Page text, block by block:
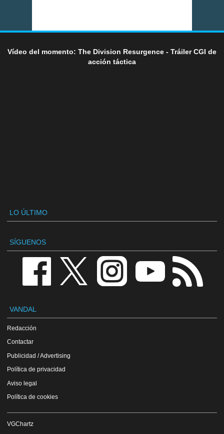
Vídeo del momento: The Division Resurgence - Tráiler CGI de
acción táctica
LO ÚLTIMO
SÍGUENOS
VANDAL
Redacción
Contactar
Publicidad / Advertising
Política de privacidad
Aviso legal
Política de cookies
VGChartz